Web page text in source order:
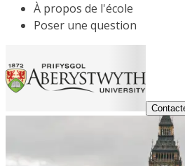
À propos de l'école
Poser une question